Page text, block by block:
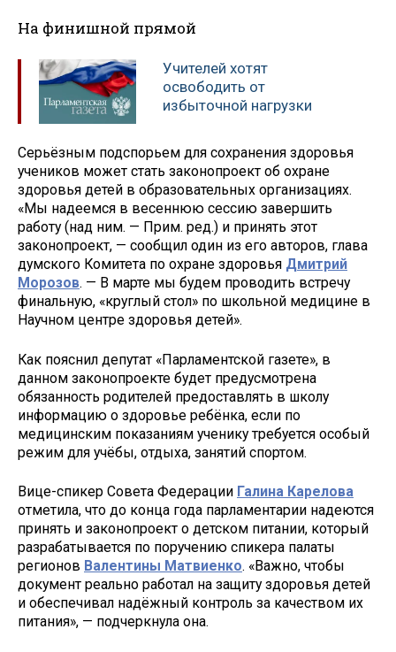
На финишной прямой
Учителей хотят
освободить от
избыточной нагрузки
Серьёзным подспорьем для сохранения здоровья
учеников может стать законопроект об охране
здоровья детей в образовательных организациях.
«Мы надеемся в весеннюю сессию завершить
работу (над ним. — Прим. ред.) и принять этот
законопроект, — сообщил один из его авторов, глава
думского Комитета по охране здоровья Дмитрий
Морозов. — В марте мы будем проводить встречу
финальную, «круглый стол» по школьной медицине в
Научном центре здоровья детей».
Как пояснил депутат «Парламентской газете», в
данном законопроекте будет предусмотрена
обязанность родителей предоставлять в школу
информацию о здоровье ребёнка, если по
медицинским показаниям ученику требуется особый
режим для учёбы, отдыха, занятий спортом.
Вице-спикер Совета Федерации Галина Карелова
отметила, что до конца года парламентарии надеются
принять и законопроект о детском питании, который
разрабатывается по поручению спикера палаты
регионов Валентины Матвиенко. «Важно, чтобы
документ реально работал на защиту здоровья детей
и обеспечивал надёжный контроль за качеством их
питания», — подчеркнула она.